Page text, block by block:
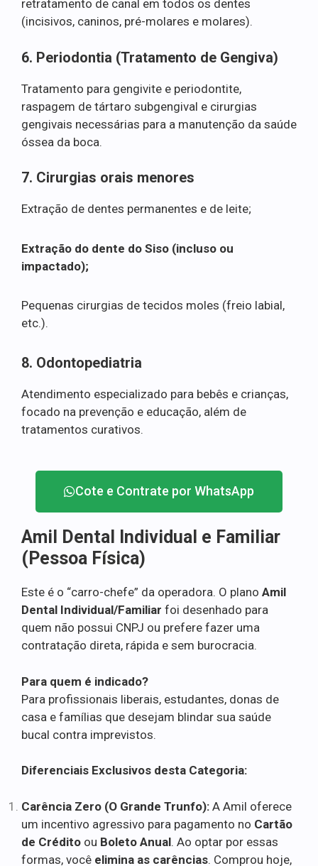
retratamento de canal em todos os dentes
(incisivos, caninos, pré-molares e molares).
6. Periodontia (Tratamento de Gengiva)
Tratamento para gengivite e periodontite,
raspagem de tártaro subgengival e cirurgias
gengivais necessárias para a manutenção da saúde
óssea da boca.
7. Cirurgias orais menores
Extração de dentes permanentes e de leite;
Extração do dente do Siso (incluso ou
impactado);
Pequenas cirurgias de tecidos moles (freio labial,
etc.).
8. Odontopediatria
Atendimento especializado para bebês e crianças,
focado na prevenção e educação, além de
tratamentos curativos.
Cote e Contrate por WhatsApp
Amil Dental Individual e Familiar
(Pessoa Física)
Este é o “carro-chefe” da operadora. O plano Amil
Dental Individual/Familiar foi desenhado para
quem não possui CNPJ ou prefere fazer uma
contratação direta, rápida e sem burocracia.
Para quem é indicado?
Para profissionais liberais, estudantes, donas de
casa e famílias que desejam blindar sua saúde
bucal contra imprevistos.
Diferenciais Exclusivos desta Categoria:
Carência Zero (O Grande Trunfo): A Amil oferece
um incentivo agressivo para pagamento no Cartão
de Crédito ou Boleto Anual. Ao optar por essas
formas, você elimina as carências. Comprou hoje,